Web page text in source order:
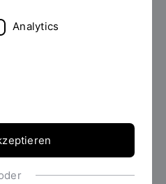
der Ostbayerischen
Regensburg (OTH
old town 2.0".
Koloniegründung
Johann-Peter
Analytics